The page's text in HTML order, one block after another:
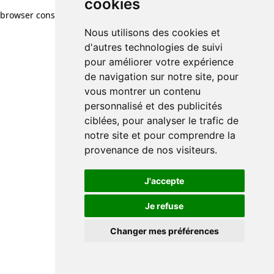
cookies
Nous utilisons des cookies et
d'autres technologies de suivi
pour améliorer votre expérience
de navigation sur notre site, pour
vous montrer un contenu
personnalisé et des publicités
ciblées, pour analyser le trafic de
notre site et pour comprendre la
provenance de nos visiteurs.
J'accepte
Je refuse
Changer mes préférences
browser console for more information)